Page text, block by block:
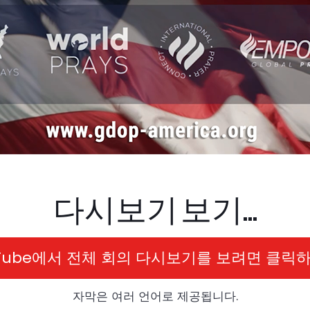
다시보기 보기...
에서 전체 회의 다시보기를 보려면 클릭
자막은 여러 언어로 제공됩니다.